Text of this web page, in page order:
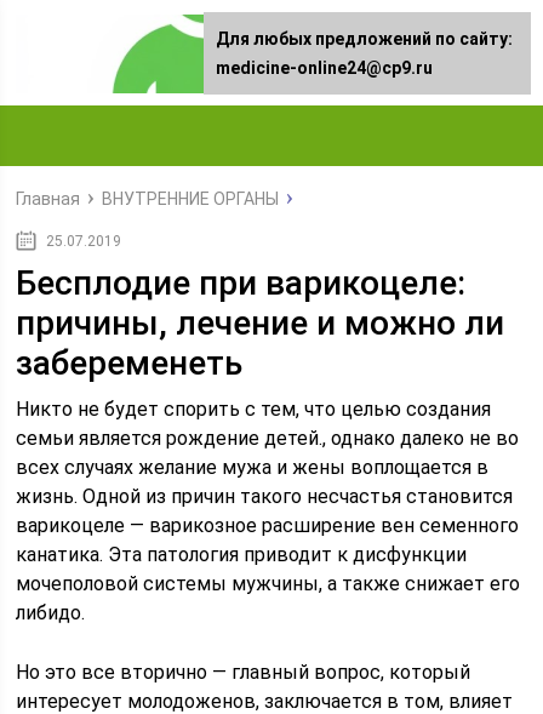
Главная ВНУТРЕННИЕ ОРГАНЫ
25.07.2019
Бесплодие при варикоцеле:
причины, лечение и можно ли
забеременеть
Никто не будет спорить с тем, что целью создания
семьи является рождение детей., однако далеко не во
всех случаях желание мужа и жены воплощается в
жизнь. Одной из причин такого несчастья становится
варикоцеле — варикозное расширение вен семенного
канатика. Эта патология приводит к дисфункции
мочеполовой системы мужчины, а также снижает его
либидо.
Но это все вторично — главный вопрос, который
интересует молодоженов, заключается в том, влияет
Для любых предложений по сайту:
medicine-online24@cp9.ru